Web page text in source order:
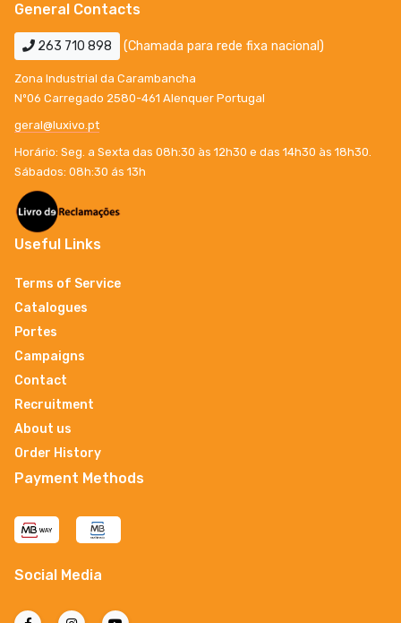
General Contacts
263 710 898 (Chamada para rede fixa nacional)
Zona Industrial da Carambancha
Nº06 Carregado 2580-461 Alenquer Portugal
geral@luxivo.pt
Horário: Seg. a Sexta das 08h:30 às 12h30 e das 14h30 às 18h30.
Sábados: 08h:30 ás 13h
Useful Links
Terms of Service
Catalogues
Portes
Campaigns
Contact
Recruitment
About us
Order History
Payment Methods
Social Media